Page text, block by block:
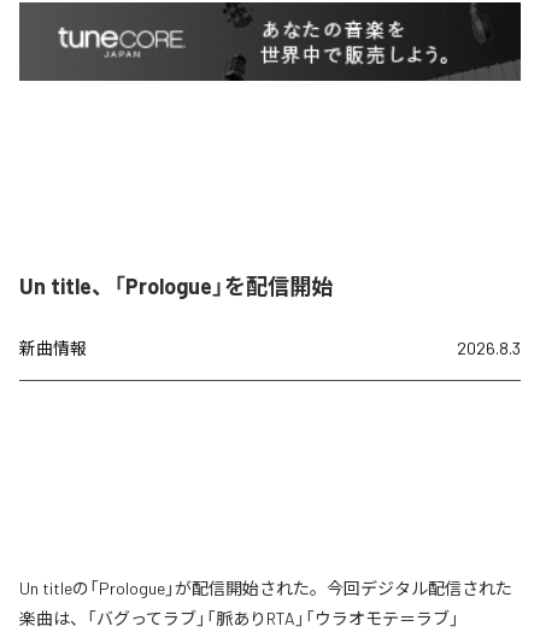
Un title、「Prologue」を配信開始
新曲情報 2026.8.3
Un titleの「Prologue」が配信開始された。今回デジタル配信された
楽曲は、「バグってラブ」「脈ありRTA」「ウラオモテ＝ラブ」